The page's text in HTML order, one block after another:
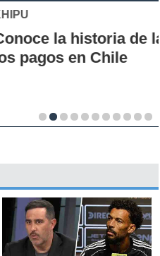
la nueva era para